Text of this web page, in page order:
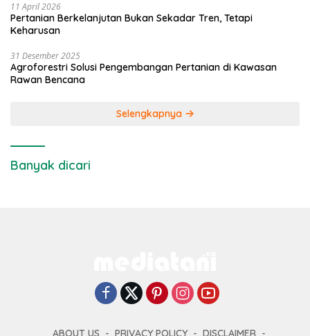
11 April 2026
Pertanian Berkelanjutan Bukan Sekadar Tren, Tetapi
Keharusan
31 Desember 2025
Agroforestri Solusi Pengembangan Pertanian di Kawasan
Rawan Bencana
Selengkapnya
Banyak dicari
ABOUT US PRIVACY POLICY DISCLAIMER